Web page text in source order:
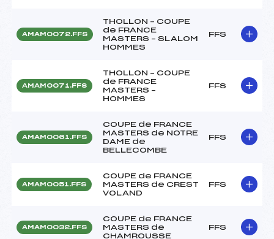
AMAM0072.FFS
THOLLON – COUPE
de FRANCE
MASTERS – SLALOM
HOMMES
FFS
AMAM0071.FFS
THOLLON – COUPE
de FRANCE
MASTERS –
HOMMES
FFS
AMAM0061.FFS
COUPE de FRANCE
MASTERS de NOTRE
DAME de
BELLECOMBE
FFS
AMAM0051.FFS
COUPE de FRANCE
MASTERS de CREST
VOLAND
FFS
AMAM0032.FFS
COUPE de FRANCE
MASTERS de
CHAMROUSSE
FFS